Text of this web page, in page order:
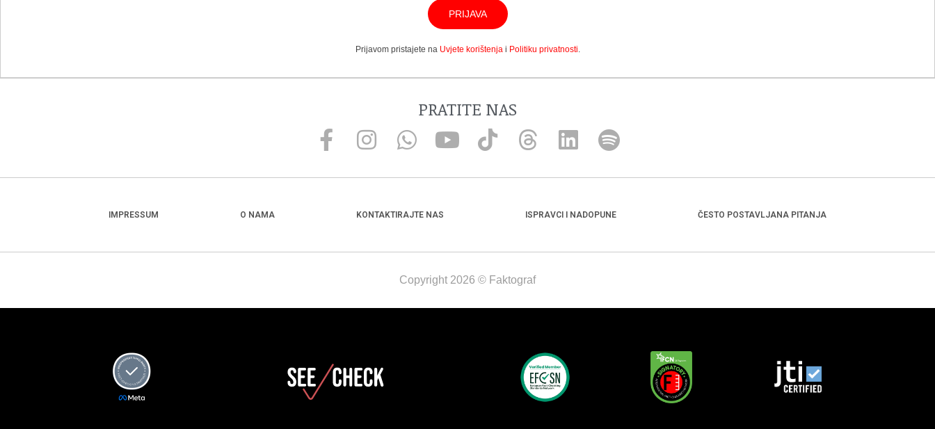
PRIJAVA
Prijavom pristajete na Uvjete korištenjai Politiku privatnosti.
PRATITE NAS
IMPRESSUM O NAMA KONTAKTIRAJTE NAS ISPRAVCI I NADOPUNE ČESTO POSTAVLJANA PITANJA
Copyright 2026 © Faktograf